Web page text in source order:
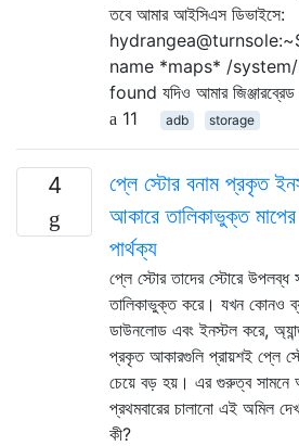
তবে আমার আইসিএস ডিভাইসে:
name *maps* /
found যদিও আমার
11
adb storage
4
প্লে স্টোর বনাম প্রকৃত
আকারে তালিকাভুক্ত
পার্থক্য
প্লে স্টোর তাদের স্টোরে
তালিকাভুক্ত করে। যখন কোনও
ডাউনলোড এবং ইনস্টল করে,
প্রকৃত আকারগুলি প্রায়শই প্লে
চেয়ে বড় হয়। এর গুরুত্ব সামনে
প্রথমবারের চালানো এই অমিল
কী?